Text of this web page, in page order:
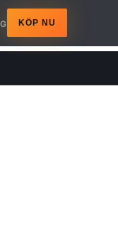
KÖP NU